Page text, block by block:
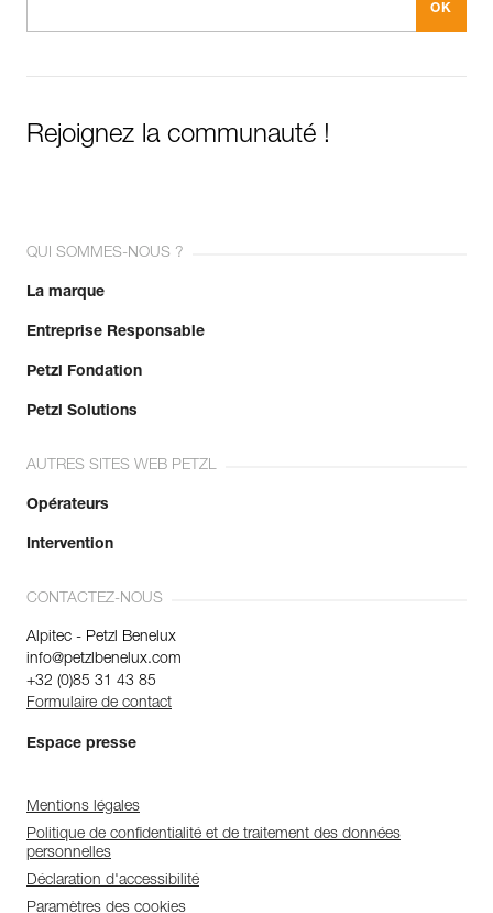
Rejoignez la communauté !
QUI SOMMES-NOUS ?
La marque
Entreprise Responsable
Petzl Fondation
Petzl Solutions
AUTRES SITES WEB PETZL
Opérateurs
Intervention
CONTACTEZ-NOUS
Alpitec - Petzl Benelux
info@petzlbenelux.com
+32 (0)85 31 43 85
Formulaire de contact
Espace presse
Mentions légales
Politique de confidentialité et de traitement des données
personnelles
Déclaration d'accessibilité
Paramètres des cookies